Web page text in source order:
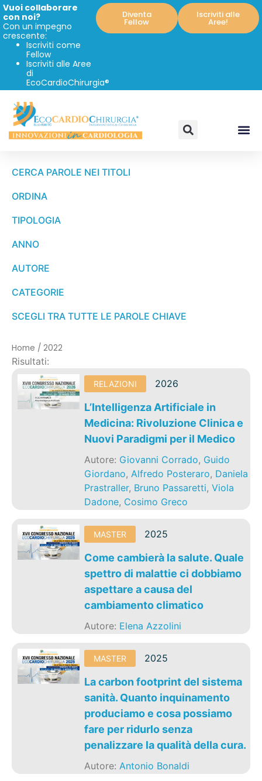
Vuoi collaborare
con noi?
Con un impegno
crescente:
Iscriviti come
Fellow
Iscriviti alle Aree
di
EcoCardioChirurgia®
Diventa
Fellow
Iscriviti alle
Aree!
CERCA PAROLE NEI TITOLI
ORDINA
TIPOLOGIA
ANNO
AUTORE
CATEGORIE
SCEGLI TRA TUTTE LE PAROLE CHIAVE
Home / 2022
Risultati:
RELAZIONI 2026
L’Intelligenza Artificiale in
Medicina: Rivoluzione Clinica e
Nuovi Paradigmi per il Medico
Autore: Giovanni Corrado, Guido
Giordano,Alfredo Posteraro, Daniela
Prastraller, Bruno Passaretti,Viola
Dadone, Cosimo Greco
MASTER 2025
Come cambierà la salute. Quale
spettro di malattie ci dobbiamo
aspettare a causa del
cambiamento climatico
Autore: Elena Azzolini
MASTER 2025
La carbon footprint del sistema
sanità. Quanto inquinamento
produciamo e cosa possiamo
fare per ridurlo senza
penalizzare la qualità della cura.
Autore:Antonio Bonaldi